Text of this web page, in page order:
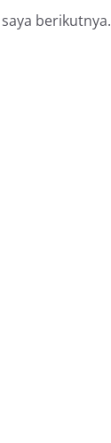
berikutnya.